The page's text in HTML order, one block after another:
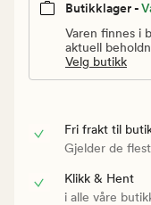
Butikklager -
Varen finnes i
aktuell
Velg butikk
Fri frakt til
Gjelder de
Klikk & Hent
i alle våre